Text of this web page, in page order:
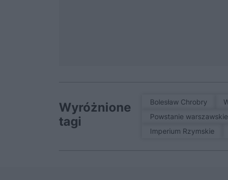
Wyróżnione
tagi
Bolesław Chrobry
Powstanie
Imperium Rzymskie